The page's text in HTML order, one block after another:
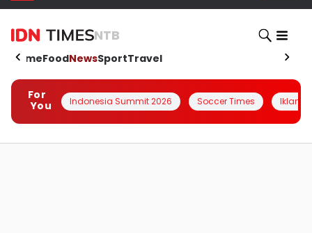
NTB
HomeFoodNewsSportTravel
For
You
Indonesia Summit 2026 Soccer Times Iklanin